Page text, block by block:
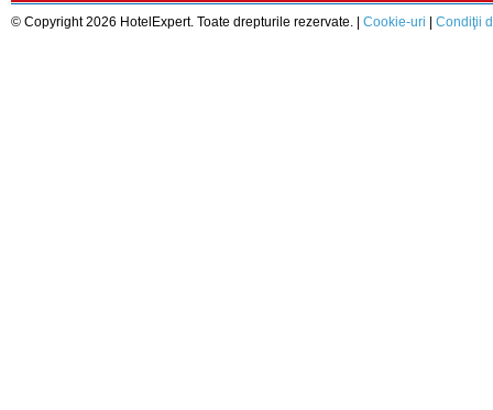
© Copyright 2026 HotelExpert. Toate drepturile rezervate. | Cookie-uri Condiţii